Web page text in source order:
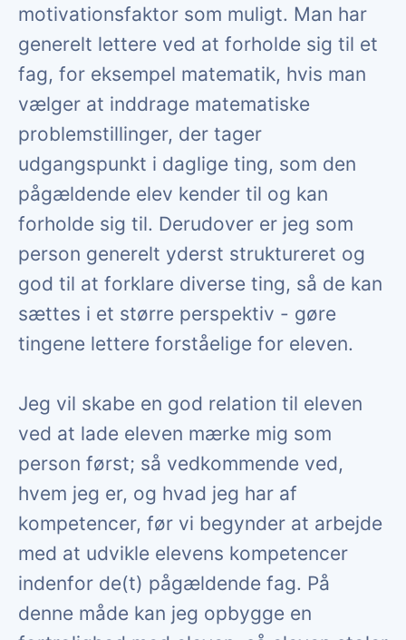
motivationsfaktor som muligt. Man har
generelt lettere ved at forholde sig til et
fag, for eksempel matematik, hvis man
vælger at inddrage matematiske
problemstillinger, der tager
udgangspunkt i daglige ting, som den
pågældende elev kender til og kan
forholde sig til. Derudover er jeg som
person generelt yderst struktureret og
god til at forklare diverse ting, så de kan
sættes i et større perspektiv - gøre
tingene lettere forståelige for eleven.
Jeg vil skabe en god relation til eleven
ved at lade eleven mærke mig som
person først; så vedkommende ved,
hvem jeg er, og hvad jeg har af
kompetencer, før vi begynder at arbejde
med at udvikle elevens kompetencer
indenfor de(t) pågældende fag. På
denne måde kan jeg opbygge en